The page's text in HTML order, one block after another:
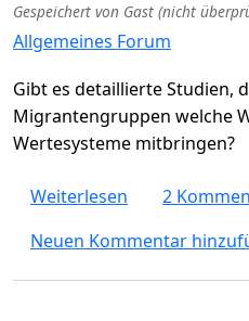
Gespeichert von Gast (nicht
Allgemeines Forum
Gibt es detaillierte Studien,
Migrantengruppen welche
Wertesysteme mitbringen?
Weiterlesen über
2
Neuen Kommentar